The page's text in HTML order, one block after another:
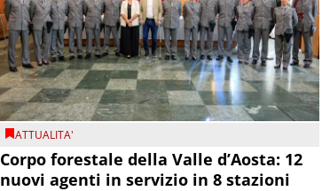
ATTUALITA'
Corpo forestale della Valle d’Aosta: 12
nuovi agenti in servizio in 8 stazioni